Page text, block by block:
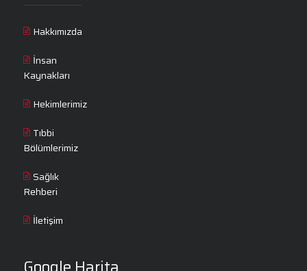
Hakkımızda
İnsan
Kaynakları
Hekimlerimiz
Tıbbi
Bölümlerimiz
Sağlık
Rehberi
İletişim